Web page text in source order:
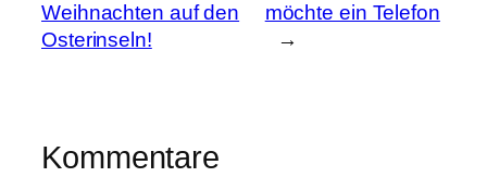
Weihnachten auf den
Osterinseln!
möchte ein Telefon
→
Kommentare